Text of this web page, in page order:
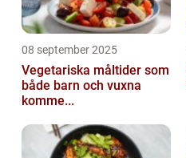
08 september 2025
Vegetariska måltider som
både barn och vuxna
komme...